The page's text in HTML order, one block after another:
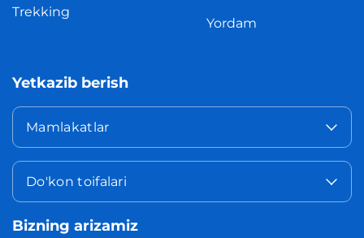
Trekking
Yordam
Yetkazib berish
Mamlakatlar
Do'kon toifalari
Bizning arizamiz